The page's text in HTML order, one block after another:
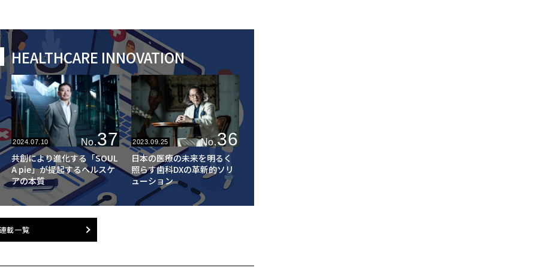
HEALTHCARE INNOVATION
2024.07.10 No.37
共創により進化する「SOUL
A pie」が提起するヘルスケ
アの本質
2023.09.25 No.36
日本の医療の未来を明るく
照らす歯科DXの革新的ソリ
ューション
載一覧